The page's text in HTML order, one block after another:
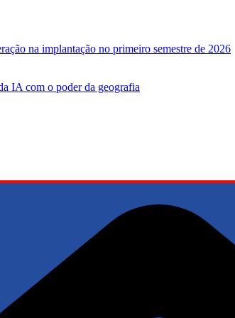
na implantação no primeiro semestre de 2026
IA ​​com o poder da geografia